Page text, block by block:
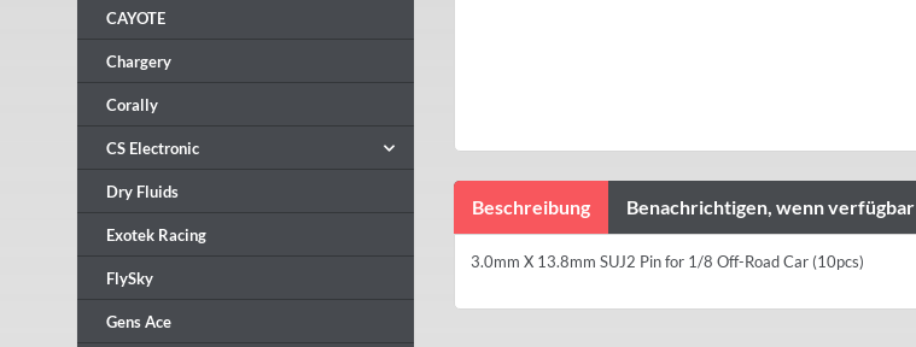
Beschreibung Benachrichtigen, wenn verfügbar
3.0mm X 13.8mm SUJ2 Pin for 1/8 Off-Road Car (10pcs)
CAYOTE
Chargery
Corally
CS Electronic
Dry Fluids
Exotek Racing
FlySky
Gens Ace